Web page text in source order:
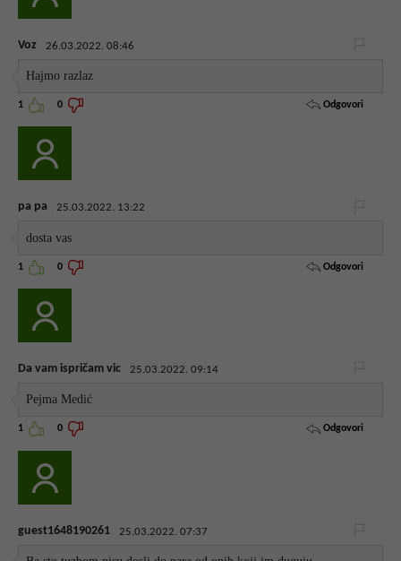
Voz 26.03.2022. 08:46
Hajmo razlaz
1 0 Odgovori
pa pa 25.03.2022. 13:22
dosta vas
1 0 Odgovori
Da vam ispričam vic 25.03.2022. 09:14
Pejma Medić
1 0 Odgovori
guest1648190261 25.03.2022. 07:37